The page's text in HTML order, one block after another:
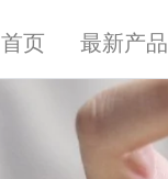
首页 最新产品